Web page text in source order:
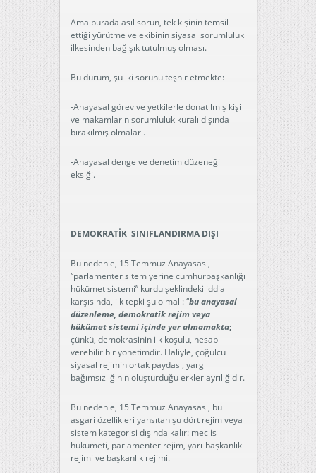
Ama burada asıl sorun, tek kişinin temsil
ettiği yürütme ve ekibinin siyasal sorumluluk
ilkesinden bağışık tutulmuş olması.
Bu durum, şu iki sorunu teşhir etmekte:
-Anayasal görev ve yetkilerle donatılmış kişi
ve makamların sorumluluk kuralı dışında
bırakılmış olmaları.
-Anayasal denge ve denetim düzeneği
eksiği.
DEMOKRATİK SINIFLANDIRMA DIŞI
Bu nedenle, 15 Temmuz Anayasası,
“parlamenter sitem yerine cumhurbaşkanlığı
hükümet sistemi” kurdu şeklindeki iddia
karşısında, ilk tepki şu olmalı: “bu anayasal
düzenleme, demokratik rejim veya
hükümet sistemi içinde yer almamakta;
çünkü, demokrasinin ilk koşulu, hesap
verebilir bir yönetimdir. Haliyle, çoğulcu
siyasal rejimin ortak paydası, yargı
bağımsızlığının oluşturduğu erkler ayrılığıdır.
Bu nedenle, 15 Temmuz Anayasası, bu
asgari özellikleri yansıtan şu dört rejim veya
sistem kategorisi dışında kalır: meclis
hükümeti, parlamenter rejim, yarı-başkanlık
rejimi ve başkanlık rejimi.